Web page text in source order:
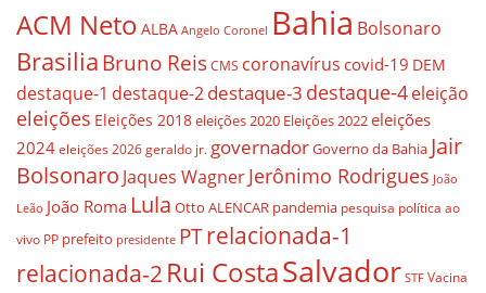
ACM Neto ALBA Angelo Coronel Bahia Bolsonaro
BrasiliaBruno ReisCMS coronavírus covid-19 DEM
destaque-1 destaque-2destaque-3 destaque-4eleição
eleições Eleições 2018eleições 2020 Eleições 2022eleições
2024 eleições 2026 geraldo jr. governadorGoverno da Bahia Jair
Bolsonaro Jaques WagnerJerônimo Rodrigues João
Leão João Roma Lula Otto ALENCAR pandemia pesquisa política ao
vivo PP prefeito presidente PTrelacionada-1
relacionada-2 Rui CostaSalvador STF Vacina